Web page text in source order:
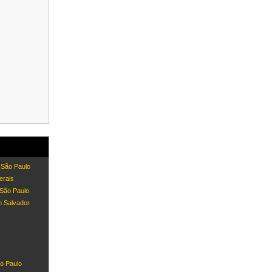
Paulo
Paulo
Salvador
Paulo